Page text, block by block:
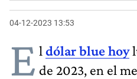
04-12-2023 13:53
E l dólar blue hoy
de 2023, en el